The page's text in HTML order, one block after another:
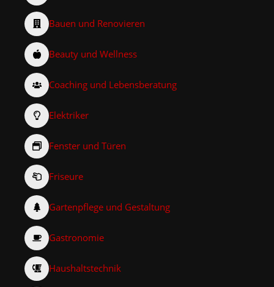
Bauen und Renovieren
Beauty und Wellness
Coaching und Lebensberatung
Elektriker
Fenster und Türen
Friseure
Gartenpflege und Gestaltung
Gastronomie
Haushaltstechnik